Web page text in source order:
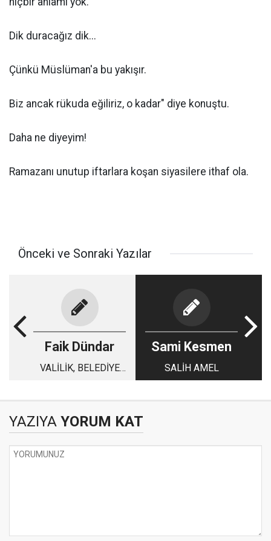
Dik duracağız dik...
Çünkü Müslüman'a bu yakışır.
Biz ancak rükuda eğiliriz, o kadar" diye konuştu.
Daha ne diyeyim!
Ramazanı unutup iftarlara koşan siyasilere ithaf ola.
Önceki ve Sonraki Yazılar
Faik Dündar
VALİLİK, BELEDİYE
Sami Kesmen
SALİH AMEL
YAZIYA YORUM KAT